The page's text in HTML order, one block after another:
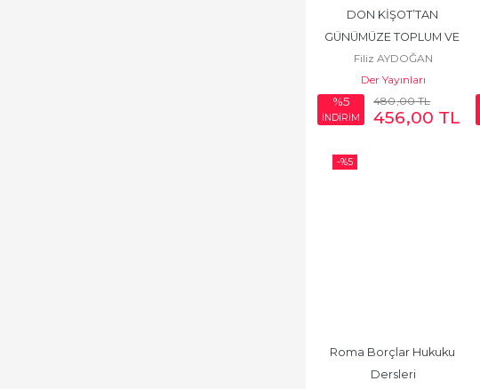
DON KİŞOT’TAN
GÜNÜMÜZE TOPLUM VE
MEDYA
Filiz AYDOĞAN
Der Yayınları
%5
İNDİRİM
480,00TL
456,00 TL
-%5
Roma Borçlar Hukuku
Dersleri